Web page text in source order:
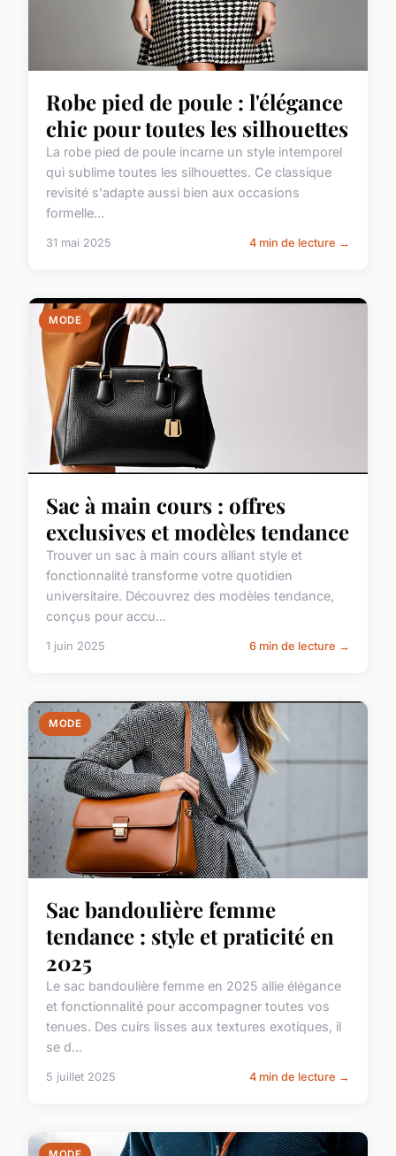
Robe pied de poule : l'élégance
chic pour toutes les silhouettes
La robe pied de poule incarne un style intemporel
qui sublime toutes les silhouettes. Ce classique
revisité s'adapte aussi bien aux occasions
formelle...
31 mai 2025 4 min de lecture →
MODE
Sac à main cours : offres
exclusives et modèles tendance
Trouver un sac à main cours alliant style et
fonctionnalité transforme votre quotidien
universitaire. Découvrez des modèles tendance,
conçus pour accu...
1 juin 2025 6 min de lecture →
MODE
Sac bandoulière femme
tendance : style et praticité en
2025
Le sac bandoulière femme en 2025 allie élégance
et fonctionnalité pour accompagner toutes vos
tenues. Des cuirs lisses aux textures exotiques, il
se d...
5 juillet 2025 4 min de lecture →